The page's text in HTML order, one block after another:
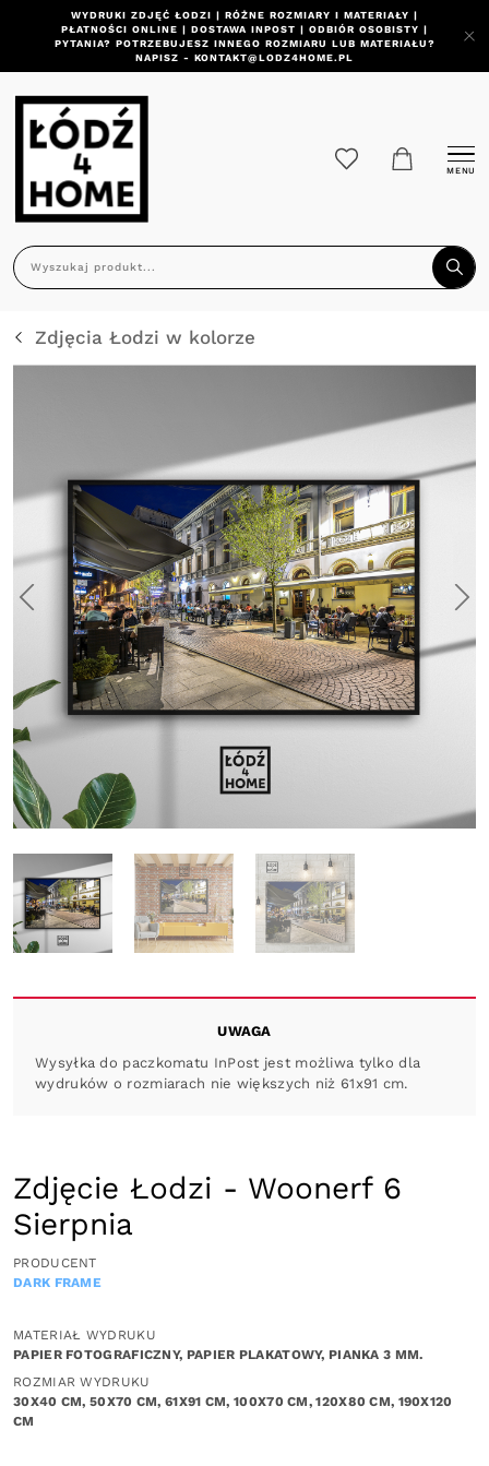
WYDRUKI ZDJĘĆ ŁODZI | RÓŻNE ROZMIARY I MATERIAŁY |
PŁATNOŚCI ONLINE | DOSTAWA INPOST | ODBIÓR OSOBISTY |
PYTANIA? POTRZEBUJESZ INNEGO ROZMIARU LUB MATERIAŁU?
NAPISZ - KONTAKT@LODZ4HOME.PL
MENU
Zdjęcia Łodzi w kolorze
UWAGA
Wysyłka do paczkomatu InPost jest możliwa tylko dla
wydruków o rozmiarach nie większych niż 61x91 cm.
Zdjęcie Łodzi - Woonerf 6
Sierpnia
PRODUCENT
DARK FRAME
MATERIAŁ WYDRUKU
PAPIER FOTOGRAFICZNY, PAPIER PLAKATOWY, PIANKA 3 MM.
ROZMIAR WYDRUKU
30X40 CM, 50X70 CM, 61X91 CM, 100X70 CM, 120X80 CM, 190X120
CM